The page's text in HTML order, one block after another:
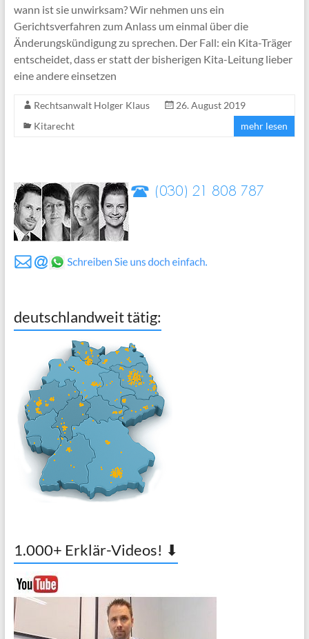
wann ist sie unwirksam? Wir nehmen uns ein
Gerichtsverfahren zum Anlass um einmal über die
Änderungskündigung zu sprechen. Der Fall: ein Kita-Träger
entscheidet, dass er statt der bisherigen Kita-Leitung lieber
eine andere einsetzen
Rechtsanwalt Holger Klaus
26. August 2019
Kitarecht
mehr lesen
deutschlandweit tätig:
1.000+ Erklär-Videos! ⬇